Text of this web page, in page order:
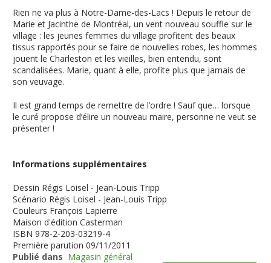
Rien ne va plus à Notre-Dame-des-Lacs ! Depuis le retour de
Marie et Jacinthe de Montréal, un vent nouveau souffle sur le
village : les jeunes femmes du village profitent des beaux
tissus rapportés pour se faire de nouvelles robes, les hommes
jouent le Charleston et les vieilles, bien entendu, sont
scandalisées. Marie, quant à elle, profite plus que jamais de
son veuvage.
Il est grand temps de remettre de l’ordre ! Sauf que… lorsque
le curé propose d’élire un nouveau maire, personne ne veut se
présenter !
Informations supplémentaires
Dessin Régis Loisel - Jean-Louis Tripp
Scénario Régis Loisel - Jean-Louis Tripp
Couleurs François Lapierre
Maison d'édition Casterman
ISBN 978-2-203-03219-4
Première parution 09/11/2011
Publié dans Magasin général